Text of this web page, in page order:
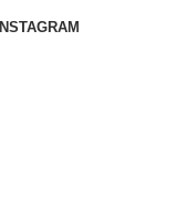
INSTAGRAM